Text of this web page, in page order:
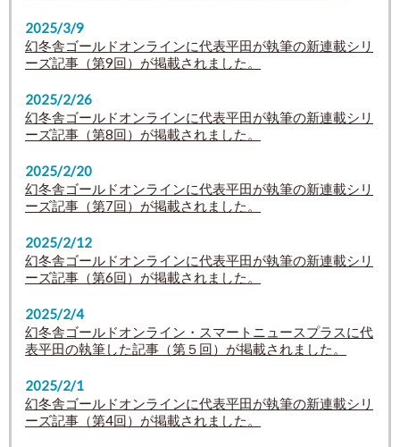
2025/3/9
幻冬舎ゴールドオンラインに代表平田が執筆の新連載シリ
ーズ記事（第9回）が掲載されました。
2025/2/26
幻冬舎ゴールドオンラインに代表平田が執筆の新連載シリ
ーズ記事（第8回）が掲載されました。
2025/2/20
幻冬舎ゴールドオンラインに代表平田が執筆の新連載シリ
ーズ記事（第7回）が掲載されました。
2025/2/12
幻冬舎ゴールドオンラインに代表平田が執筆の新連載シリ
ーズ記事（第6回）が掲載されました。
2025/2/4
幻冬舎ゴールドオンライン・スマートニュースプラスに代
表平田の執筆した記事（第５回）が掲載されました。
2025/2/1
幻冬舎ゴールドオンラインに代表平田が執筆の新連載シリ
ーズ記事（第4回）が掲載されました。